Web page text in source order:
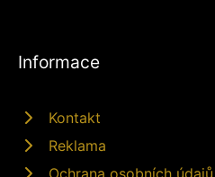
Informace
Kontakt
Reklama
Ochrana osobních údajů